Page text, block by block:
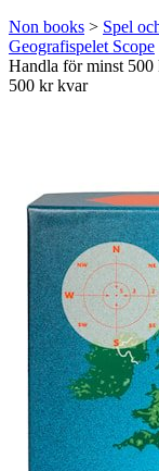
Non books > Spel
Geografispelet Scope
Handla för minst
500 kr kvar